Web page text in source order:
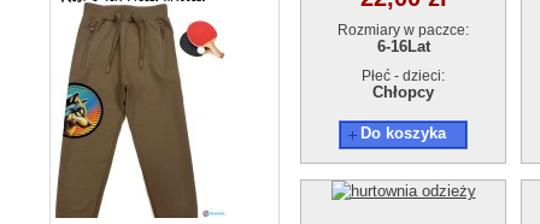
Rozmiary w paczce:
6-16Lat
Płeć - dzieci:
Chłopcy
Do koszyka